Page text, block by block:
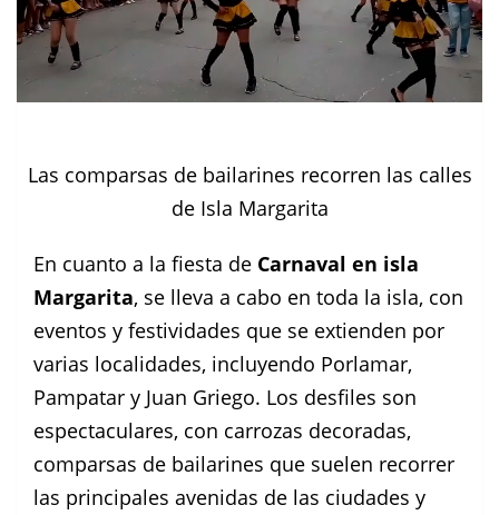
Las comparsas de bailarines recorren las calles
de Isla Margarita
En cuanto a la fiesta de Carnaval en isla
Margarita, se lleva a cabo en toda la isla, con
eventos y festividades que se extienden por
varias localidades, incluyendo Porlamar,
Pampatar y Juan Griego. Los desfiles son
espectaculares, con carrozas decoradas,
comparsas de bailarines que suelen recorrer
las principales avenidas de las ciudades y